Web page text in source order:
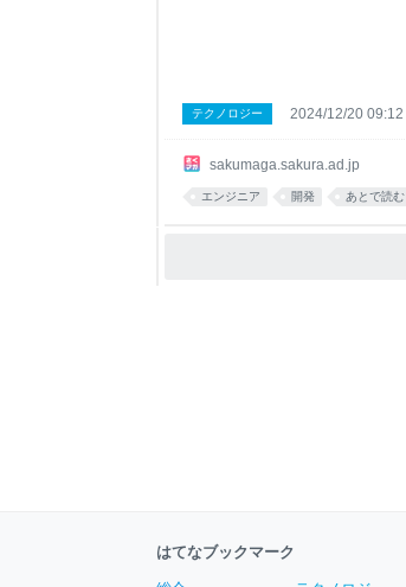
sakumaga.sakura.ad.jp
テクノロジー 2024/12/20 09:12
エンジニア 開発 あとで読む
はてなブックマーク